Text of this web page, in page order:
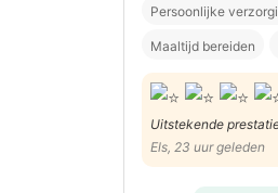
Persoonlijke
Maaltijd bereiden
Uitstekende
Els, 23 uur geleden